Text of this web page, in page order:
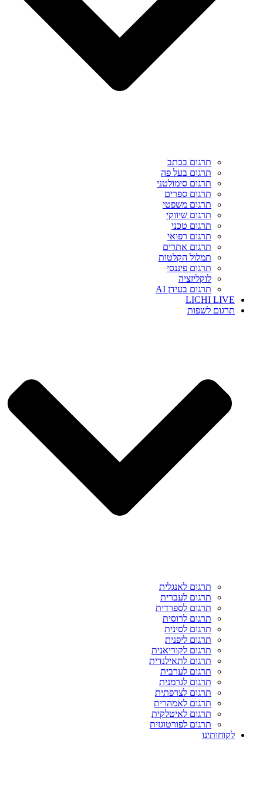
תרגום בכתב
תרגום בעל פה
תרגום סימולטני
תרגום ספרים
תרגום משפטי
תרגום שיווקי
תרגום טכני
תרגום רפואי
תרגום אתרים
תמלול הקלטות
תרגום פיננסי
לוקליזציה
תרגום בעידן AI
LICHI LIVE
תרגום לשפות
תרגום לאנגלית
תרגום לעברית
תרגום לספרדית
תרגום לרוסית
תרגום לסינית
תרגום ליפנית
תרגום לקוריאנית
תרגום לתאילנדית
תרגום לערבית
תרגום לגרמנית
תרגום לצרפתית
תרגום לאמהרית
תרגום לאיטלקית
תרגום לפורטוגזית
לקוחותינו